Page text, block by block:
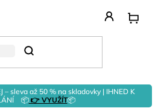
– sleva až 50 % na skladovky | IHNED K
📦👉 VYUŽÍT📦
Hledat